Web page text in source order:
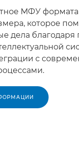
МФУ формата
которое
дела благодаря
с